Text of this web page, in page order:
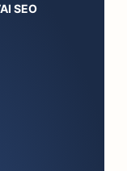
SEO